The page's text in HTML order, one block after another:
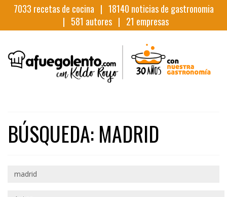
7033 recetas de cocina | 18140 noticias de gastronomia
| 581 autores | 21 empresas
BÚSQUEDA: MADRID